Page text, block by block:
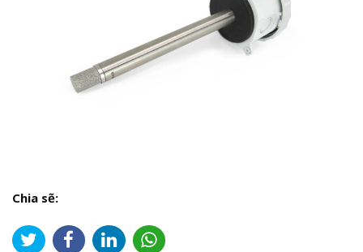
Chia sẽ: